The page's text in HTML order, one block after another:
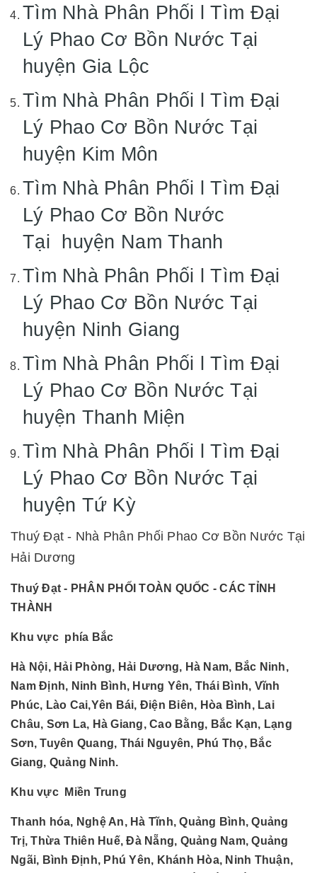
Tìm Nhà Phân Phối l Tìm Đại
Lý Phao Cơ Bồn Nước Tại
huyện Gia Lộc
Tìm Nhà Phân Phối l Tìm Đại
Lý Phao Cơ Bồn Nước Tại
huyện Kim Môn
Tìm Nhà Phân Phối l Tìm Đại
Lý Phao Cơ Bồn Nước
Tại huyện Nam Thanh
Tìm Nhà Phân Phối l Tìm Đại
Lý Phao Cơ Bồn Nước Tại
huyện Ninh Giang
Tìm Nhà Phân Phối l Tìm Đại
Lý Phao Cơ Bồn Nước Tại
huyện Thanh Miện
Tìm Nhà Phân Phối l Tìm Đại
Lý Phao Cơ Bồn Nước Tại
huyện Tứ Kỳ
Thuý Đạt - Nhà Phân Phối Phao Cơ Bồn Nước Tại
Hải Dương
Thuý Đạt - PHÂN PHỐI TOÀN QUỐC - CÁC TỈNH
THÀNH
Khu vực phía Bắc
Hà Nội, Hải Phòng, Hải Dương, Hà Nam, Bắc Ninh,
Nam Định, Ninh Bình, Hưng Yên, Thái Bình, Vĩnh
Phúc, Lào Cai,Yên Bái, Điện Biên, Hòa Bình, Lai
Châu, Sơn La, Hà Giang, Cao Bằng, Bắc Kạn, Lạng
Sơn, Tuyên Quang, Thái Nguyên, Phú Thọ, Bắc
Giang, Quảng Ninh.
Khu vực Miền Trung
Thanh hóa, Nghệ An, Hà Tĩnh, Quảng Bình, Quảng
Trị, Thừa Thiên Huế, Đà Nẵng, Quảng Nam, Quảng
Ngãi, Bình Định, Phú Yên, Khánh Hòa, Ninh Thuận,